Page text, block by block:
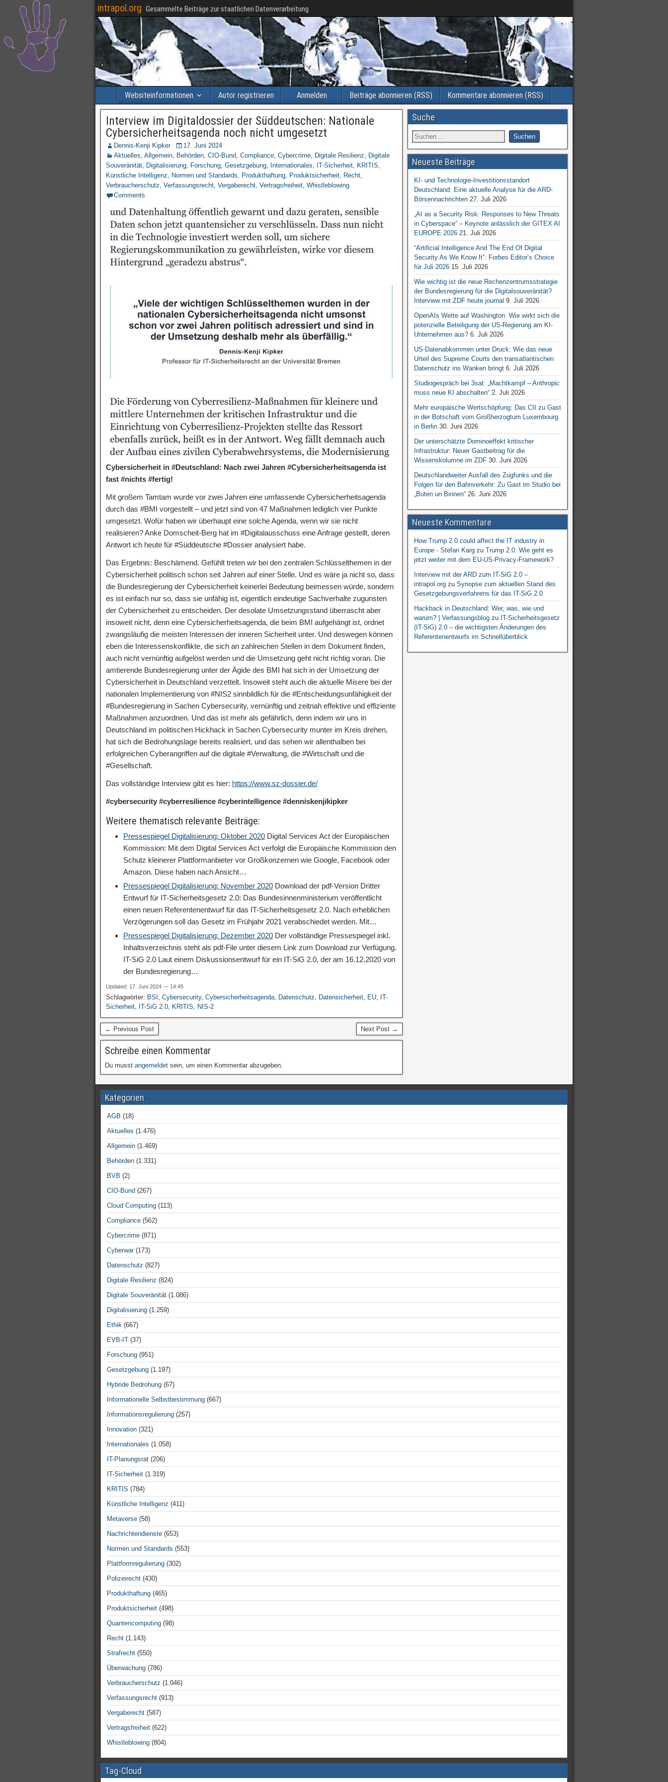
intrapol.org Gesammelte Beiträge zur staatlichen Datenverarbeitung
Websiteinformationen Autor registrieren Anmelden Beiträge abonnieren (RSS) Kommentare abonnieren (RSS)
Interview im Digitaldossier der Süddeutschen: Nationale
Cybersicherheitsagenda noch nicht umgesetzt
Dennis-Kenji Kipker
17. Juni 2024
Aktuelles, Allgemein, Behörden, CIO-Bund, Compliance, Cybercrime, Digitale Resilienz, Digitale
Souveränität, Digitalisierung, Forschung, Gesetzgebung, Internationales, IT-Sicherheit, KRITIS,
Künstliche Intelligenz, Normen und Standards, Produkthaftung, Produktsicherheit, Recht,
Verbraucherschutz, Verfassungsrecht, Vergaberecht, Vertragsfreiheit, Whistleblowing
Comments
Cybersicherheit in #Deutschland: Nach zwei Jahren #Cybersicherheitsagenda ist
fast #nichts #fertig!
Mit großem Tamtam wurde vor zwei Jahren eine umfassende Cybersicherheitsagenda
durch das #BMI vorgestellt – und jetzt sind von 47 Maßnahmen lediglich vier Punkte
umgesetzt. Wofür haben wir überhaupt eine solche Agenda, wenn wir sie nicht
realisieren? Anke Domscheit-Berg hat im #Digitalausschuss eine Anfrage gestellt, deren
Antwort ich heute für #Süddeutsche #Dossier analysiert habe.
Das Ergebnis: Beschämend. Gefühlt treten wir bei den zentralen Schlüsselthemen in der
Cybersicherheit politisch schon seit Jahren auf einer Stelle. Und es wäre ja nicht so, dass
die Bundesregierung der Cybersicherheit keinerlei Bedeutung beimessen würde, sondern
es ist einfach nur so, dass sie unfähig ist, eigentlich eindeutige Sachverhalte zugunsten
der Cybersicherheit zu entscheiden. Der desolate Umsetzungsstand überrascht aber
insoweit nicht, denn eine Cybersicherheitsagenda, die beim BMI aufgehängt ist, ordnet
zwangsläufig die meisten Interessen der inneren Sicherheit unter. Und deswegen können
eben die Interessenskonflikte, die sich an zahlreichen Stellen in dem Dokument finden,
auch nicht vernünftig aufgelöst werden und die Umsetzung geht nicht richtig voran. Die
amtierende Bundesregierung unter der Ägide des BMI hat sich in der Umsetzung der
Cybersicherheit in Deutschland verzettelt. Insoweit steht auch die aktuelle Misere bei der
nationalen Implementierung von #NIS2 sinnbildlich für die #Entscheidungsunfähigkeit der
#Bundesregierung in Sachen Cybersecurity, vernünftig und zeitnah effektive und effiziente
Maßnahmen anzuordnen. Und das ist mehr als gefährlich, denn indem wir uns in
Deutschland im politischen Hickhack in Sachen Cybersecurity munter im Kreis drehen,
hat sich die Bedrohungslage bereits realisiert, und das sehen wir allenthalben bei
erfolgreichen Cyberangriffen auf die digitale #Verwaltung, die #Wirtschaft und die
#Gesellschaft.
Das vollständige Interview gibt es hier: https://www.sz-dossier.de/
#cybersecurity #cyberresilience #cyberintelligence #denniskenjikipker
Weitere thematisch relevante Beiträge:
Pressespiegel Digitalisierung: Oktober 2020 Digital Services Act der Europäischen
Kommission: Mit dem Digital Services Act verfolgt die Europäische Kommission den
Schutz kleinerer Plattformanbieter vor Großkonzernen wie Google, Facebook oder
Amazon. Diese haben nach Ansicht…
Pressespiegel Digitalisierung: November 2020 Download der pdf-Version Dritter
Entwurf für IT-Sicherheitsgesetz 2.0: Das Bundesinnenministerium veröffentlicht
einen neuen Referentenentwurf für das IT-Sicherheitsgesetz 2.0. Nach erheblichen
Verzögerungen soll das Gesetz im Frühjahr 2021 verabschiedet werden. Mit…
Pressespiegel Digitalisierung: Dezember 2020 Der vollständige Pressespiegel inkl.
Inhaltsverzeichnis steht als pdf-File unter diesem Link zum Download zur Verfügung.
IT-SiG 2.0 Laut einem Diskussionsentwurf für ein IT-SiG 2.0, der am 16.12.2020 von
der Bundesregierung…
Updated: 17. Juni 2024 — 14:45
Schlagwörter: BSI , Cybersecurity, Cybersicherheitsagenda, Datenschutz, Datensicherheit, EU, IT-
Sicherheit, IT-SiG 2.0, KRITIS, NIS-2
← Previous Post Next Post →
Schreibe einen Kommentar
Du musst angemeldet sein, um einen Kommentar abzugeben.
Suche
Neueste Beiträge
KI- und Technologie-Investitionsstandort
Deutschland: Eine aktuelle Analyse für die ARD-
Börsennachrichten 27. Juli 2026
„AI as a Security Risk: Responses to New Threats
in Cyberspace“ – Keynote anlässlich der GITEX AI
EUROPE 2026 21. Juli 2026
“Artificial Intelligence And The End Of Digital
Security As We Know It”: Forbes Editor’s Choice
für Juli 2026 15. Juli 2026
Wie wichtig ist die neue Rechenzentrumsstrategie
der Bundesregierung für die Digitalsouveränität?
Interview mit ZDF heute journal 9. Juli 2026
OpenAIs Wette auf Washington: Wie wirkt sich die
potenzielle Beteiligung der US-Regierung am KI-
Unternehmen aus? 6. Juli 2026
US-Datenabkommen unter Druck: Wie das neue
Urteil des Supreme Courts den transatlantischen
Datenschutz ins Wanken bringt 6. Juli 2026
Studiogespräch bei 3sat: „Machtkampf – Anthropic
muss neue KI abschalten“ 2. Juli 2026
Mehr europäische Wertschöpfung: Das CII zu Gast
in der Botschaft vom Großherzogtum Luxembourg
in Berlin 30. Juni 2026
Der unterschätzte Dominoeffekt kritischer
Infrastruktur: Neuer Gastbeitrag für die
Wissenskolumne im ZDF 30. Juni 2026
Deutschlandweiter Ausfall des Zugfunks und die
Folgen für den Bahnverkehr: Zu Gast im Studio bei
„Buten un Binnen“ 26. Juni 2026
Neueste Kommentare
How Trump 2.0 could affect the IT industry in
Europe - Stefan Kargzu Trump 2.0: Wie geht es
jetzt weiter mit dem EU-US-Privacy-Framework?
Interview mit der ARD zum IT-SiG 2.0 –
intrapol.orgzu Synopse zum aktuellen Stand des
Gesetzgebungsverfahrens für das IT-SiG 2.0
Hackback in Deutschland: Wer, was, wie und
warum? | Verfassungsblogzu IT-Sicherheitsgesetz
(IT-SiG) 2.0 – die wichtigsten Änderungen des
Referentenentwurfs im Schnellüberblick
Kategorien
AGB (18)
Aktuelles (1.476)
Allgemein (1.469)
Behörden (1.331)
BVB (2)
CIO-Bund (267)
Cloud Computing (113)
Compliance (562)
Cybercrime (871)
Cyberwar(173)
Datenschutz (827)
Digitale Resilienz (824)
Digitale Souveränität (1.086)
Digitalisierung (1.259)
Ethik (667)
EVB-IT (37)
Forschung (951)
Gesetzgebung (1.197)
Hybride Bedrohung (67)
Informationelle Selbstbestimmung (667)
Informationsregulierung (257)
Innovation (321)
Internationales (1.058)
IT-Planungsrat (206)
IT-Sicherheit (1.319)
KRITIS (784)
Künstliche Intelligenz (411)
Metaverse (58)
Nachrichtendienste (653)
Normen und Standards (553)
Plattformregulierung (302)
Polizeirecht (430)
Produkthaftung (465)
Produktsicherheit (498)
Quantencomputing (98)
Recht (1.143)
Strafrecht (550)
Überwachung (786)
Verbraucherschutz (1.046)
Verfassungsrecht (913)
Vergaberecht (587)
Vertragsfreiheit (622)
Whistleblowing (804)
Tag-Cloud